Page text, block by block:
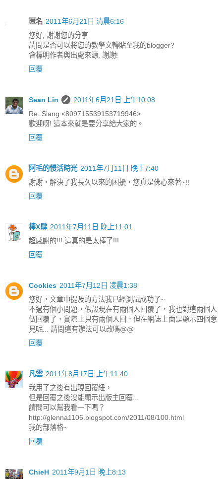
匿名 2011年6月21日 清晨6:16
您好, 謝謝您的分享
請問是否可以將您的教學文轉貼至我的blogger?
會標明作者與出處來源, 謝謝!
回覆
Sean Lin
2011年6月21日 上午10:08
Re: Siang <809715539153719946>
歡迎呀! 這本來就是要分享給大家的。
回覆
阿毛的慢活時光 2011年7月11日 晚上7:40
謝謝，解決了我長久以來的困擾，您真是佛心來著~!!
回覆
棒X肆 2011年7月11日 晚上11:01
超感謝的!!! 這真的是太棒了!!!
回覆
Cookies 2011年7月12日 凌晨1:38
您好，文章中提及的方法我已經測試成功了~
不過有個小問題，假設現在有兩個人回覆了，我也對這兩個人
做回覆了，實際上只有兩個人回，但在網誌上面是顯示四個意
見呢... 請問這有辦法可以改嗎@@
回覆
凡雲 2011年8月17日 上午11:40
我用了之後有出現回覆紐，
但是回覆之後沒能顯示出版主回覆...
請問可以幫我看一下嗎？
http://glenna1106.blogspot.com/2011/08/100.html
我的部落格~
回覆
ChieH 2011年9月1日 晚上8:13